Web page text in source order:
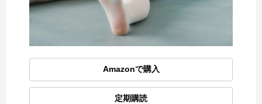
Amazonで購入
定期購読